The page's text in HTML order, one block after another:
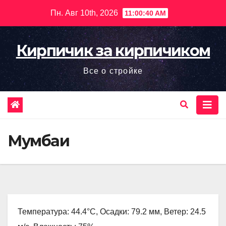
содержимому
Пн. Авг 10th, 2026 11:00:42 AM
Кирпичик за кирпичиком
Все о стройке
Мумбаи
Температура: 44.4°C, Осадки: 79.2 мм, Ветер: 24.5